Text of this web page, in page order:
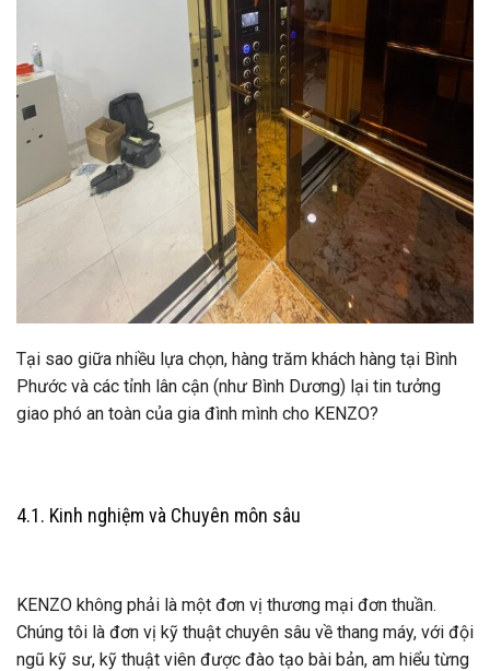
Tại sao giữa nhiều lựa chọn, hàng trăm khách hàng tại Bình
Phước và các tỉnh lân cận (như Bình Dương) lại tin tưởng
giao phó an toàn của gia đình mình cho KENZO?
4.1. Kinh nghiệm và Chuyên môn sâu
KENZO không phải là một đơn vị thương mại đơn thuần.
Chúng tôi là đơn vị kỹ thuật chuyên sâu về thang máy, với đội
ngũ kỹ sư, kỹ thuật viên được đào tạo bài bản, am hiểu từng